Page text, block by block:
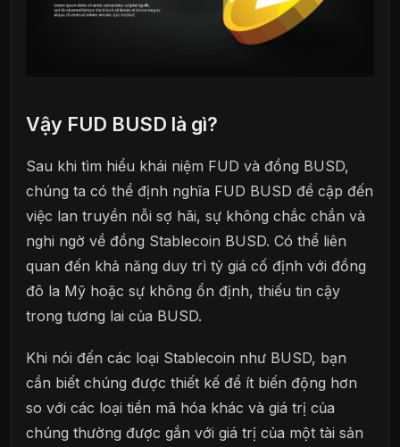
Vậy FUD BUSD là gì?
Sau khi tìm hiểu khái niệm FUD và đồng BUSD,
chúng ta có thể định nghĩa FUD BUSD đề cập đến
việc lan truyền nỗi sợ hãi, sự không chắc chắn và
nghi ngờ về đồng Stablecoin BUSD. Có thể liên
quan đến khả năng duy trì tỷ giá cố định với đồng
đô la Mỹ hoặc sự không ổn định, thiếu tin cậy
trong tương lai của BUSD.
Khi nói đến các loại Stablecoin như BUSD, bạn
cần biết chúng được thiết kế để ít biến động hơn
so với các loại tiền mã hóa khác và giá trị của
chúng thường được gắn với giá trị của một tài sản